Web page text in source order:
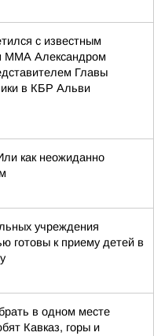
с известным
ММА Александром
Главы
в КБР Альви
как неожиданно
учреждения
готовы к приему детей в
в одном месте
Кавказ, горы и